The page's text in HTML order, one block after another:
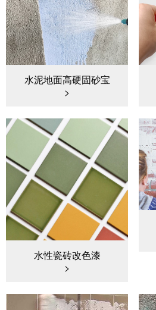
水泥地面高硬固砂宝
水性瓷砖改色漆